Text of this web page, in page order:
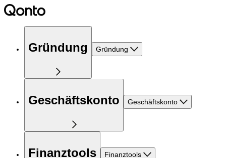
Gründung Gründung
Geschäftskonto Geschäftskonto
Finanztools Finanztools